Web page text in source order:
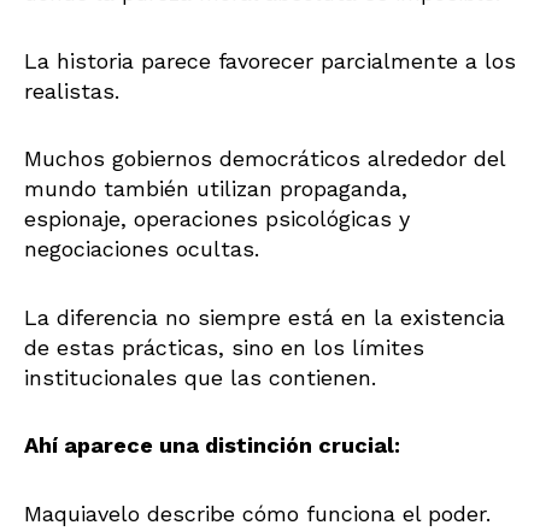
La historia parece favorecer parcialmente a los
realistas.
Muchos gobiernos democráticos alrededor del
mundo también utilizan propaganda,
espionaje, operaciones psicológicas y
negociaciones ocultas.
La diferencia no siempre está en la existencia
de estas prácticas, sino en los límites
institucionales que las contienen.
Ahí aparece una distinción crucial:
Maquiavelo describe cómo funciona el poder.